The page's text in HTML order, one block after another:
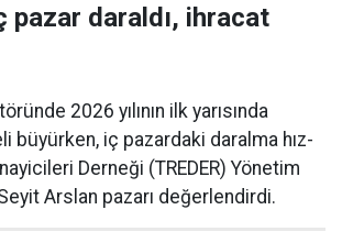
pazar daraldı, ihracat
2026 yılının ilk yarısın­da
bü­yürken, iç pazardaki daralma hız­
Der­neği (TREDER) Yönetim
Arslan pazarı değerlendirdi.